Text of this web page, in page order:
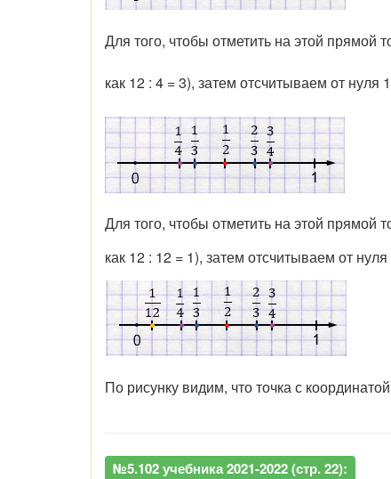
Для того, чтобы отметить на этой прямой
как 12 : 4 = 3), затем отсчитываем от нуля
Для того, чтобы отметить на этой прямой
как 12 : 12 = 1), затем отсчитываем от нуля
По рисунку видим, что точка с координатой
№5.102 учебника 2021-2022 (стр. 22):